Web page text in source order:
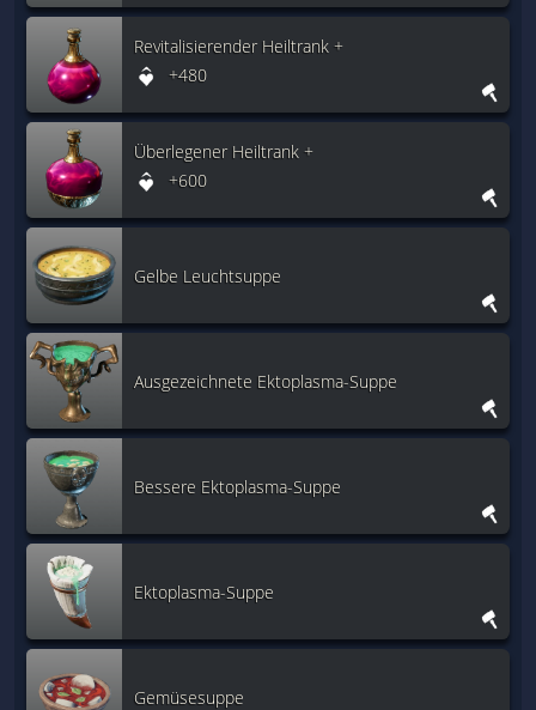
Revitalisierender Heiltrank +
+480
Überlegener Heiltrank +
+600
Gelbe Leuchtsuppe
Ausgezeichnete Ektoplasma-Suppe
Bessere Ektoplasma-Suppe
Ektoplasma-Suppe
Gemüsesuppe